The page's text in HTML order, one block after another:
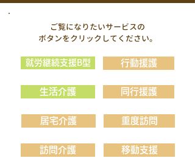
ご覧になりたいサービスの
​ボタンをクリックしてください。
就労継続支援B型
生活介護
行動援護
訪問介護
居宅介護
同行援護
重度訪問
移動支援